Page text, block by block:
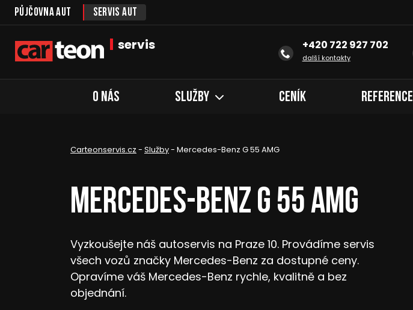
Půjčovna aut Servis aut
servis +420 722 927 702
další kontakty
O nás Služby Ceník Reference
Carteonservis.cz - Služby- Mercedes-Benz G 55 AMG
Mercedes-Benz G 55 AMG
Vyzkoušejte náš autoservis na Praze 10. Provádíme servis
všech vozů značky Mercedes-Benz za dostupné ceny.
Opravíme váš Mercedes-Benz rychle, kvalitně a bez
objednání.